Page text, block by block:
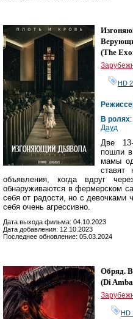
(The
HD
В ролях:
Дауд
Две
пошли в
мамы
ставят
объявления, когда вдруг
обнаруживаются в фермерском
себя от радости, но с девочками
себя очень агрессивно.
Дата выхода фильма: 04.10.2023
Дата добавления: 12.10.2023
Последнее обновление: 05.03.2024
Обряд.
(Di
HD